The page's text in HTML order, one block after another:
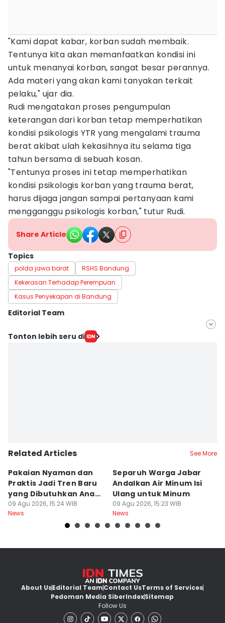
"Kami dapat kabar, korban sudah membaik.
Tentunya kita akan memanfaatkan kondisi ini
untuk menanyai korban, sangat besar perannya.
Ada materi yang akan kami tanyakan terkait
pelaku," ujar dia.
Rudi mengatakan proses pengumpulan
keterangan dari korban tetap memperhatikan
kondisi psikologis YTR yang mengalami trauma
berat akibat ulah kekasihnya itu selama tiga
tahun bersama di sebuah kosan.
"Tentunya proses ini tetap memperhatikan
kondisi psikologis korban yang trauma berat,
harus dijaga jangan sampai pertanyaan kami
mengganggu psikologis korban," tutur Rudi.
Share Article
Topics
polda jawa barat
RSHS Bandung
Kekerasan Terhadap Perempuan
Kasus Penyekapan di Bandung
Editorial Team
Editor
Tonton lebih seru di
Related Articles See More
Pakaian Nyaman dan
Praktis Jadi Tren Baru
yang Dibutuhkan Anak
Muda
09 Agu 2026, 15:24 WIB
News
Separuh Warga Jabar
Andalkan Air Minum Isi
Ulang untuk Minum
09 Agu 2026, 15:23 WIB
News
About UsEditorial TeamContact UsTerms of Services
Pedoman Media SiberIndexSitemap
Follow Us